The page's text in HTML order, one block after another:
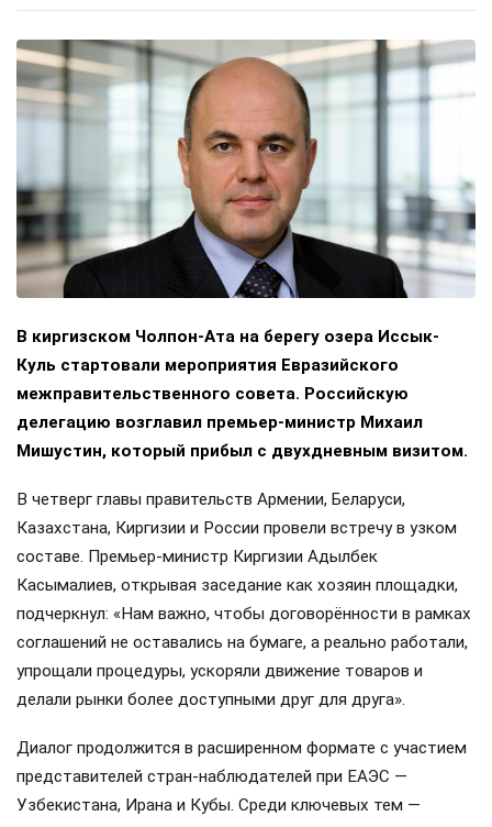
В киргизском Чолпон-Ата на берегу озера Иссык-
Куль стартовали мероприятия Евразийского
межправительственного совета. Российскую
делегацию возглавил премьер-министр Михаил
Мишустин, который прибыл с двухдневным визитом.
В четверг главы правительств Армении, Беларуси,
Казахстана, Киргизии и России провели встречу в узком
составе. Премьер-министр Киргизии Адылбек
Касымалиев, открывая заседание как хозяин площадки,
подчеркнул: «Нам важно, чтобы договорённости в рамках
соглашений не оставались на бумаге, а реально работали,
упрощали процедуры, ускоряли движение товаров и
делали рынки более доступными друг для друга».
Диалог продолжится в расширенном формате с участием
представителей стран-наблюдателей при ЕАЭС —
Узбекистана, Ирана и Кубы. Среди ключевых тем —